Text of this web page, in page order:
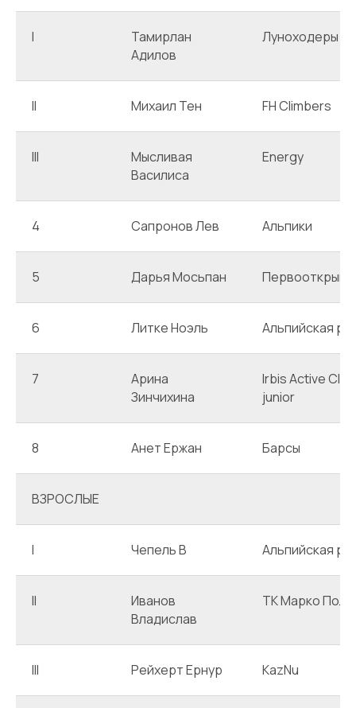
I
Тамирлан
Адилов
Луноходеры
II Михаил Тен FH Climbers
III
Мысливая
Василиса
Energy
4 Сапронов Лев Альпики
5 Дарья Мосьпан
6 Литке Ноэль Альпийская
7
Арина
Зинчихина
Irbis Active Club
junior
8 Анет Ержан Барсы
ВЗРОСЛЫЕ
I Чепель В Альпийская
II
Иванов
Владислав
ТК Марко Поло
III Рейхерт Ернур KazNu